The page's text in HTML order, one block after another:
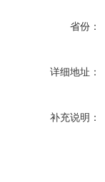
省份：
详细地址：
补充说明：